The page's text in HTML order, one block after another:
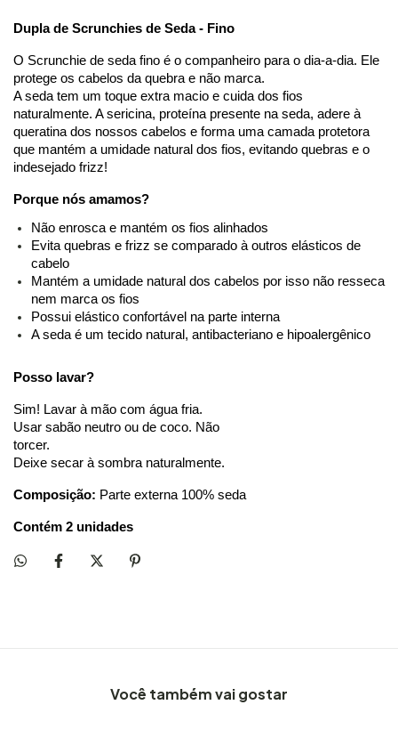
Dupla de Scrunchies de Seda - Fino
O Scrunchie de seda fino é o companheiro para o dia-a-dia. Ele
protege os cabelos da quebra e não marca.
A seda tem um toque extra macio e cuida dos fios
naturalmente. A sericina, proteína presente na seda, adere à
queratina dos nossos cabelos e forma uma camada protetora
que mantém a umidade natural dos fios, evitando quebras e o
indesejado frizz!
Porque nós amamos?
Não enrosca e mantém os fios alinhados
Evita quebras e frizz se comparado à outros elásticos de
cabelo
Mantém a umidade natural dos cabelos por isso não resseca
nem marca os fios
Possui elástico confortável na parte interna
A seda é um tecido natural, antibacteriano e hipoalergênico
Posso lavar?
Sim! Lavar à mão com água fria.
Usar sabão neutro ou de coco. Não
torcer.
Deixe secar à sombra naturalmente.
Composição: Parte externa 100% seda
Contém 2 unidades
Você também vai gostar